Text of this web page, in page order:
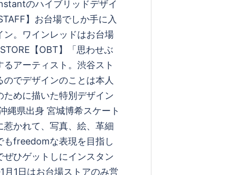
のハイブリッドデザイ
】お台場でしか手に入
ン。ワインレッドはお台場
【OBT】「思わせぶ
アーティスト。渋谷スト
でデザインのことは本人
めに描いた特別デザイン
縄県出身 宮城博希スケート
かれて、写真、絵、革細
もfreedomな表現を目指し
ひゲットしにインスタン
月1日はお台場ストアのみ営